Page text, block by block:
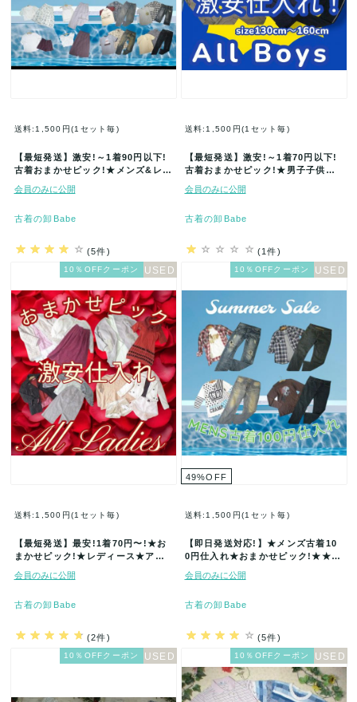
送料:1,500円(1セット毎)
【最短発送】激安!～1着90円以下!
古着おまかせピック!★メンズ&レデ
会員のみに公開
古着の卸Babe
(5件)
送料:1,500円(1セット毎)
【最短発送】激安!～1着70円以下!
古着おまかせピック!★男子子供服
ト…
会員のみに公開
古着の卸Babe
(1件)
10％OFFクーポン
送料:1,500円(1セット毎)
【最短発送】最安!1着70円〜!★お
まかせピック!★レディース★アソ
ス…
会員のみに公開
古着の卸Babe
(2件)
10％OFFクーポン
49%OFF
送料:1,500円(1セット毎)
【即日発送対応!】★メンズ古着10
0円仕入れ★おまかせピック!★★5
卸…
会員のみに公開
古着の卸Babe
(5件)
10％OFFクーポン 10％OFFクーポン